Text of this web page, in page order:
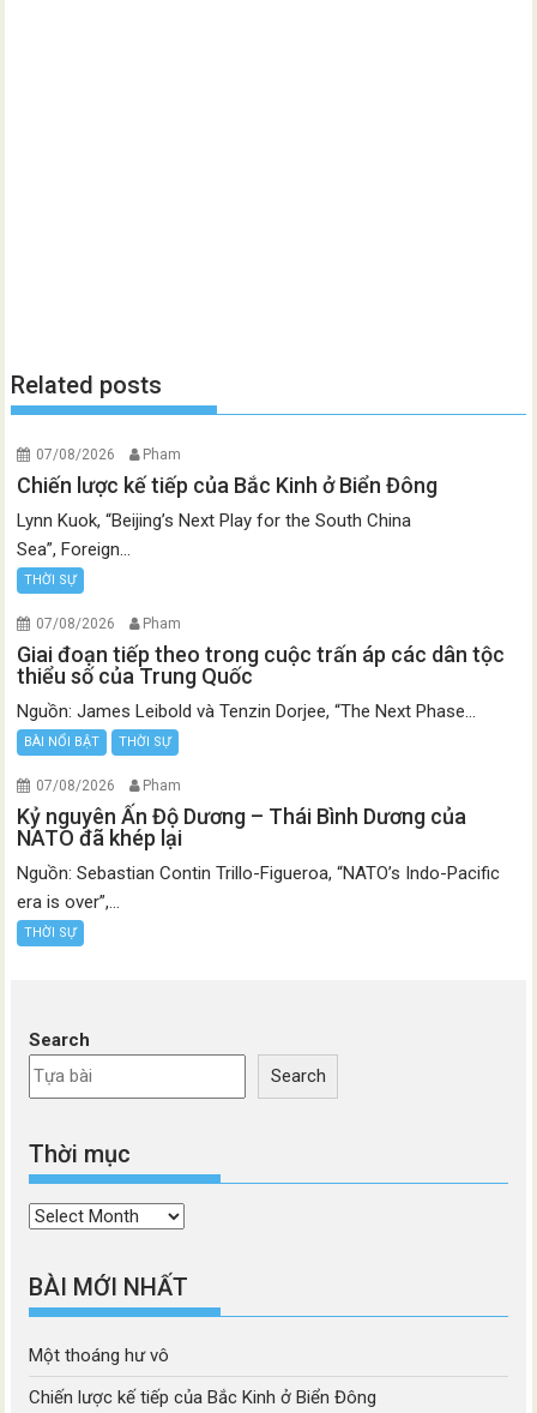
Related posts
07/08/2026 Pham
Chiến lược kế tiếp của Bắc Kinh ở Biển Đông
Lynn Kuok, “Beijing’s Next Play for the South China
Sea”, Foreign...
THỜI SỰ
07/08/2026 Pham
Giai đoạn tiếp theo trong cuộc trấn áp các dân tộc
thiểu số của Trung Quốc
Nguồn: James Leibold và Tenzin Dorjee, “The Next Phase...
BÀI NỔI BẬT THỜI SỰ
07/08/2026 Pham
Kỷ nguyên Ấn Độ Dương – Thái Bình Dương của
NATO đã khép lại
Nguồn: Sebastian Contin Trillo-Figueroa, “NATO’s Indo-Pacific
era is over”,...
THỜI SỰ
Search
Search
Thời mục
Thời
BÀI MỚI NHẤT
Một thoáng hư vô
Chiến lược kế tiếp của Bắc Kinh ở Biển Đông